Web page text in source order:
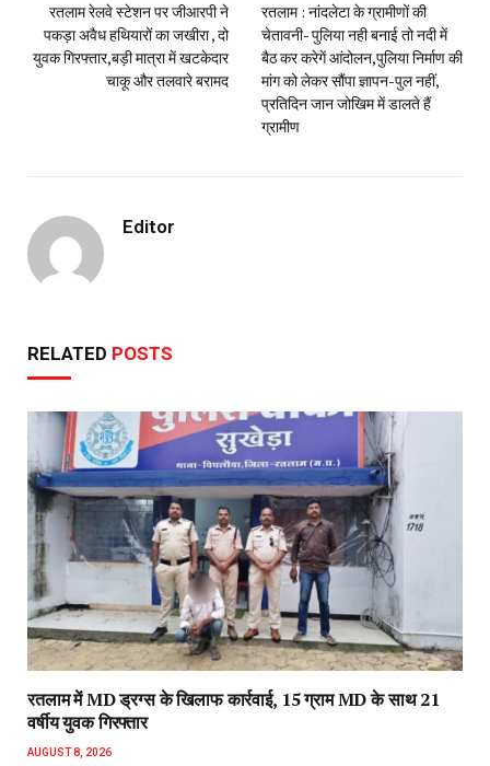
रतलाम रेलवे स्टेशन पर जीआरपी ने
पकड़ा अवैध हथियारों का जखीरा , दो
युवक गिरफ्तार,बड़ी मात्रा में खटकेदार
चाकू और तलवारे बरामद
रतलाम : नांदलेटा के ग्रामीणों की
चेतावनी- पुलिया नही बनाई तो नदी में
बैठ कर करेगें आंदोलन,पुलिया निर्माण की
मांग को लेकर सौंपा ज्ञापन-पुल नहीं,
प्रतिदिन जान जोखिम में डालते हैं
ग्रामीण
Editor
RELATED POSTS
रतलाम में MD ड्रग्स के खिलाफ कार्रवाई, 15 ग्राम MD के साथ 21
वर्षीय युवक गिरफ्तार
AUGUST 8, 2026